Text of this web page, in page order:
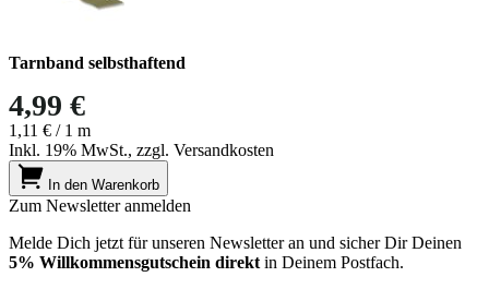
Tarnband selbsthaftend
4,99 €
1,11 € / 1 m
Inkl. 19% MwSt., zzgl. Versandkosten
In den Warenkorb
Zum Newsletter anmelden
Melde Dich jetzt für unseren Newsletter an und sicher Dir Deinen
5% Willkommensgutschein direkt in Deinem Postfach.